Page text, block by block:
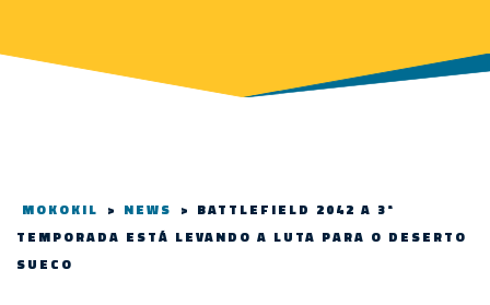
MOKOKIL > NEWS > BATTLEFIELD 2042 A 3ª
TEMPORADA ESTÁ LEVANDO A LUTA PARA O DESERTO
SUECO